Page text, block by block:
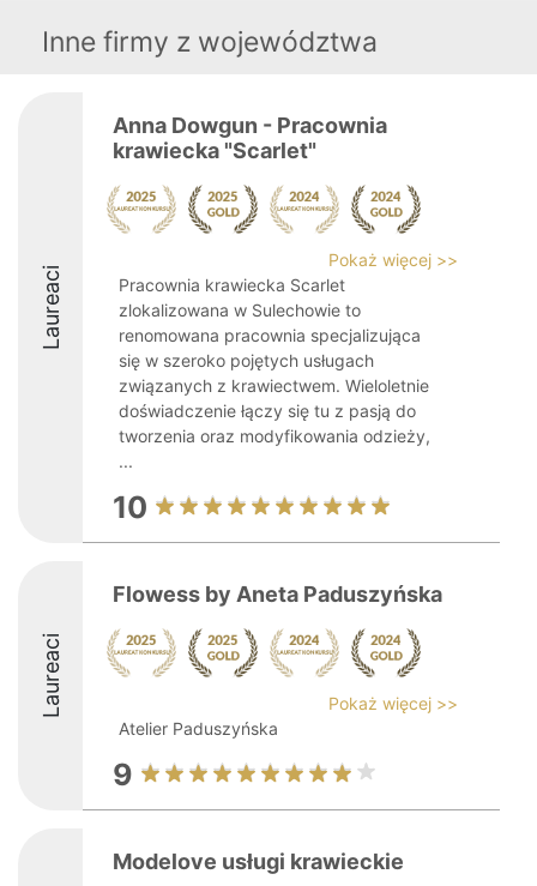
Inne firmy z województwa
Laureaci
Anna Dowgun - Pracownia
krawiecka "Scarlet"
Pokaż więcej >>
Pracownia krawiecka Scarlet
zlokalizowana w Sulechowie to
renomowana pracownia specjalizująca
się w szeroko pojętych usługach
związanych z krawiectwem. Wieloletnie
doświadczenie łączy się tu z pasją do
tworzenia oraz modyfikowania odzieży,
...
10
Laureaci
Flowess by Aneta Paduszyńska
Pokaż więcej >>
Atelier Paduszyńska
9
Modelove usługi krawieckie